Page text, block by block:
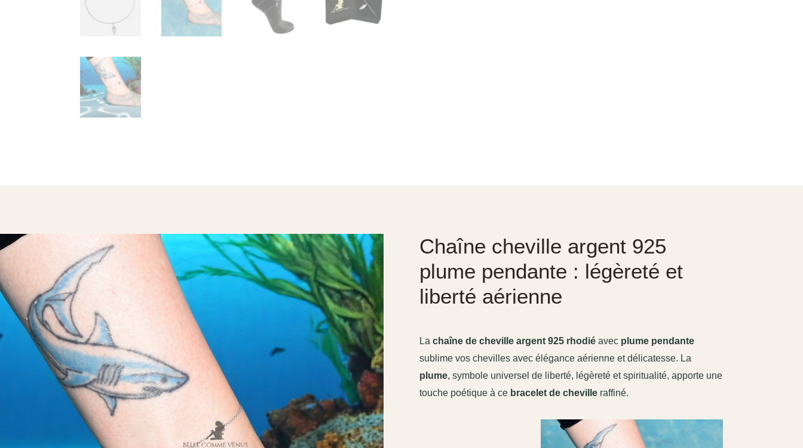
Chaîne cheville argent 925
plume pendante : légèreté et
liberté aérienne
La chaîne de cheville argent 925 rhodiéavec plume pendante
sublime vos chevilles avec élégance aérienne et délicatesse. La
plume, symbole universel de liberté, légèreté et spiritualité, apporte une
touche poétique à ce bracelet de chevilleraffiné.